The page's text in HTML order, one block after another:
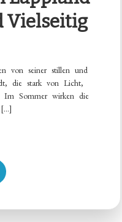
Vielseitig
von seiner stillen und
die stark von Licht,
Im Sommer wirken die